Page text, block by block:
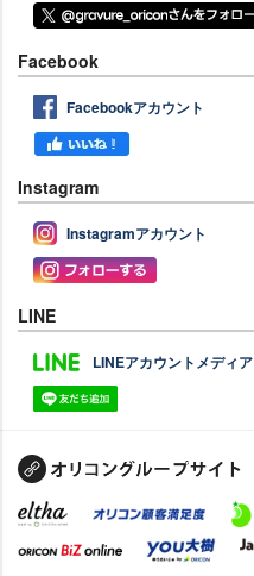
Facebook
Facebookアカウント
Instagram
Instagramアカウント
LINE
LINEアカウントメディア